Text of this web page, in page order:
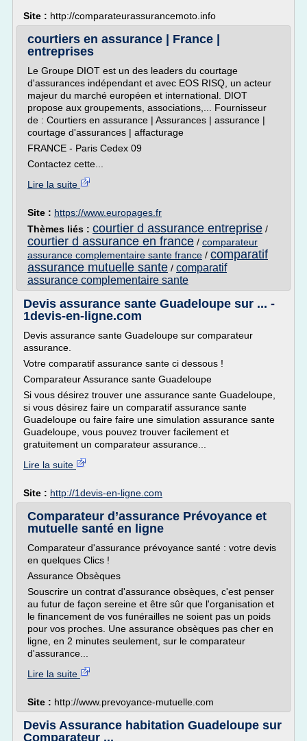
Site : http://comparateurassurancemoto.info
courtiers en assurance | France |
entreprises
Le Groupe DIOT est un des leaders du courtage
d'assurances indépendant et avec EOS RISQ, un acteur
majeur du marché européen et international. DIOT
propose aux groupements, associations,... Fournisseur
de : Courtiers en assurance | Assurances | assurance |
courtage d'assurances | affacturage
FRANCE - Paris Cedex 09
Contactez cette...
Lire la suite
Site : https://www.europages.fr
Thèmes liés : courtier d assurance entreprise /
courtier d assurance en france / comparateur
assurance complementaire sante france / comparatif
assurance mutuelle sante / comparatif
assurance complementaire sante
Devis assurance sante Guadeloupe sur ... -
1devis-en-ligne.com
Devis assurance sante Guadeloupe sur comparateur
assurance.
Votre comparatif assurance sante ci dessous !
Comparateur Assurance sante Guadeloupe
Si vous désirez trouver une assurance sante Guadeloupe,
si vous désirez faire un comparatif assurance sante
Guadeloupe ou faire faire une simulation assurance sante
Guadeloupe, vous pouvez trouver facilement et
gratuitement un comparateur assurance...
Lire la suite
Site : http://1devis-en-ligne.com
Comparateur d’assurance Prévoyance et
mutuelle santé en ligne
Comparateur d'assurance prévoyance santé : votre devis
en quelques Clics !
Assurance Obsèques
Souscrire un contrat d'assurance obsèques, c'est penser
au futur de façon sereine et être sûr que l'organisation et
le financement de vos funérailles ne soient pas un poids
pour vos proches. Une assurance obsèques pas cher en
ligne, en 2 minutes seulement, sur le comparateur
d'assurance...
Lire la suite
Site : http://www.prevoyance-mutuelle.com
Devis Assurance habitation Guadeloupe sur
Comparateur ...